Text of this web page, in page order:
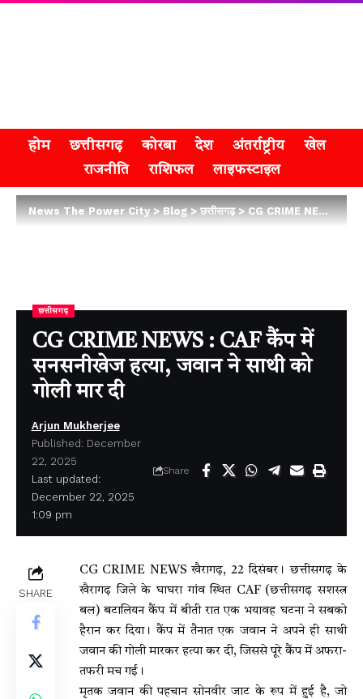
होम छत्तीसगढ़ कोरबा देश अंतर्राष्ट्रीय
खेल
राजनीति
राशिफल लाइफस्टाइल
News The Power City>Blog>छत्तीसगढ़>CG CRIME NEWS : CAF कैंप में सनसनीखेज हत्या, जवान ने साथी को गोली मार दी
छत्तीसगढ़
CG CRIME NEWS : CAF कैंप में
सनसनीखेज हत्या, जवान ने साथी को
गोली मार दी
Last updated:
December 22, 2025
1:09 pm
Arjun Mukherjee
Published: December
22, 2025
Share
SHARE
CG CRIME NEWS खैरागढ़, 22 दिसंबर। छत्तीसगढ़ के
खैरागढ़ जिले के घाघरा गांव स्थित CAF (छत्तीसगढ़ सशस्त्र
बल) बटालियन कैंप में बीती रात एक भयावह घटना ने सबको
हैरान कर दिया। कैंप में तैनात एक जवान ने अपने ही साथी
जवान की गोली मारकर हत्या कर दी, जिससे पूरे कैंप में अफरा-
तफरी मच गई।
मृतक जवान की पहचान सोनवीर जाट के रूप में हुई है, जो